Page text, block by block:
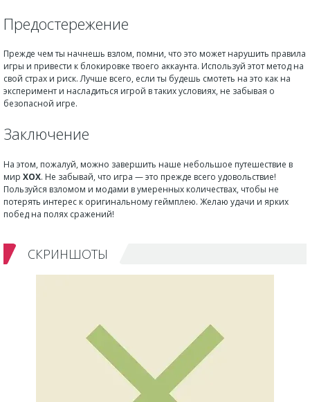
Предостережение
Прежде чем ты начнешь взлом, помни, что это может нарушить правила
игры и привести к блокировке твоего аккаунта. Используй этот метод на
свой страх и риск. Лучше всего, если ты будешь смотеть на это как на
эксперимент и насладиться игрой в таких условиях, не забывая о
безопасной игре.
Заключение
На этом, пожалуй, можно завершить наше небольшое путешествие в
мир XOX. Не забывай, что игра — это прежде всего удовольствие!
Пользуйся взломом и модами в умеренных количествах, чтобы не
потерять интерес к оригинальному геймплею. Желаю удачи и ярких
побед на полях сражений!
СКРИНШОТЫ